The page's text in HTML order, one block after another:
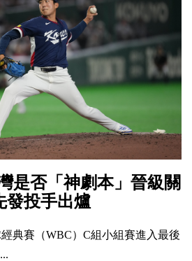
是否「神劇本」晉級關
投手出爐
典賽（WBC）C組小組賽進入最後